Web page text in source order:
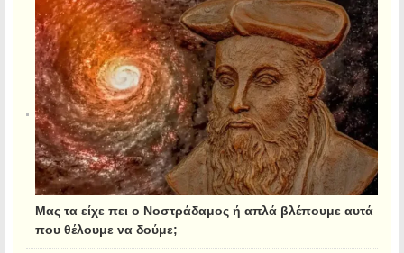
Μας τα είχε πει ο Νοστράδαμος ή απλά βλέπουμε αυτά
που θέλουμε να δούμε;